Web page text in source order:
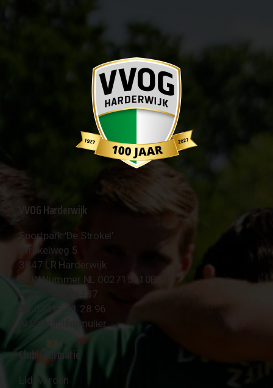
VVOG Harderwijk
Sportpark 'De Strokel'
Strokelweg 5
3847 LR Harderwijk
BTW Nummer NL 002715910B01
KvK Nr 40094437
☎︎ 0341 - 41 28 96
✉︎ Contactformulier
Clubinformatie
Lid worden